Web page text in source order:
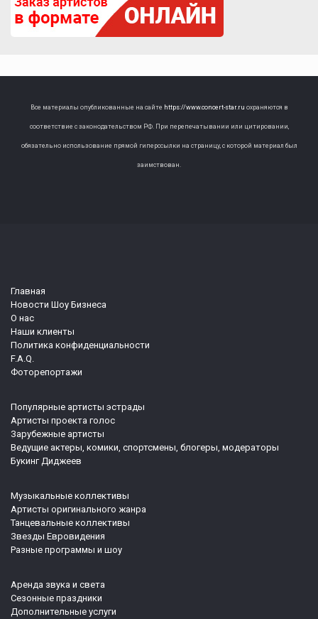
Все материалы опубликованные на сайте https://www.concert-star.ru охраняются в
соответствие с законодательством РФ. При перепечатывании или цитировании,
обязательно использование прямой гиперссылки на страницу, с которой материал был
заимствован.
Главная
Новости Шоу Бизнеса
О нас
Наши клиенты
Политика конфиденциальности
F.A.Q.
Фоторепортажи
Популярные артисты эстрады
Артисты проекта голос
Зарубежные артисты
Ведущие актеры, комики, спортсмены, блогеры, модераторы
Букинг Диджеев
Музыкальные коллективы
Артисты оригинального жанра
Танцевальные коллективы
Звезды Евровидения
Разные программы и шоу
Аренда звука и света
Сезонные праздники
Дополнительные услуги